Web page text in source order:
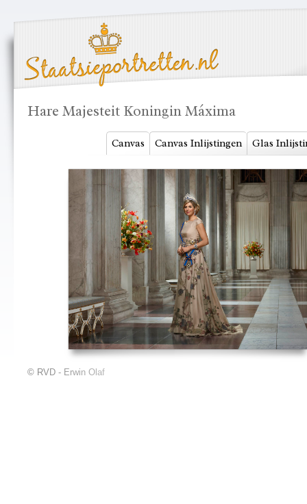
Hare Majesteit Koningin Máxima
Canvas Canvas Inlijstingen Glas
© RVD - Erwin Olaf